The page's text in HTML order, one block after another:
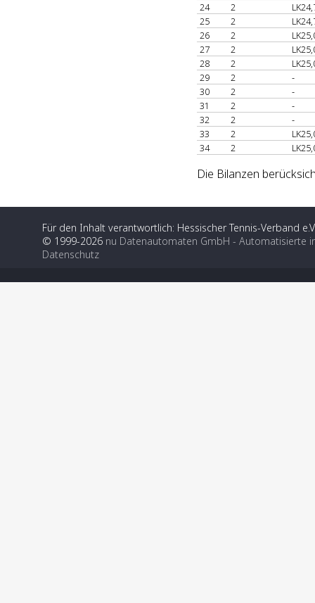
24
2
25
2
26
2
27
2
28
2
29
2
-
30
2
-
31
2
-
32
2
-
33
2
34
2
Die Bilanzen
Für den Inhalt verantwortlich: Hessischer Tennis-Verband
© 1999-2026 nu Datenautomaten GmbH - Automatisierte
Datenschutz